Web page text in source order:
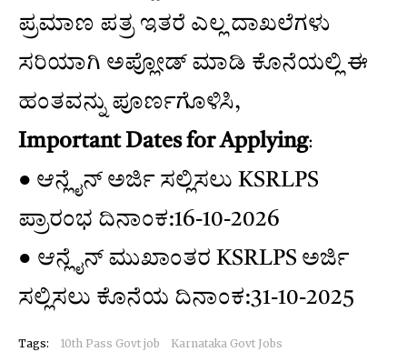
ಪ್ರಮಾಣ ಪತ್ರ ಇತರೆ ಎಲ್ಲ ದಾಖಲೆಗಳು
ಸರಿಯಾಗಿ ಅಪ್ಲೋಡ್ ಮಾಡಿ ಕೊನೆಯಲ್ಲಿ ಈ
ಹಂತವನ್ನು ಪೂರ್ಣಗೊಳಿಸಿ,
Important Dates for Applying:
● ಆನ್ಲೈನ್ ಅರ್ಜಿ ಸಲ್ಲಿಸಲು KSRLPS
ಪ್ರಾರಂಭ ದಿನಾಂಕ:16-10-2026
● ಆನ್ಲೈನ್ ಮುಖಾಂತರ KSRLPS ಅರ್ಜಿ
ಸಲ್ಲಿಸಲು ಕೊನೆಯ ದಿನಾಂಕ:31-10-2025
Tags: 10th Pass Govt job Karnataka Govt Jobs